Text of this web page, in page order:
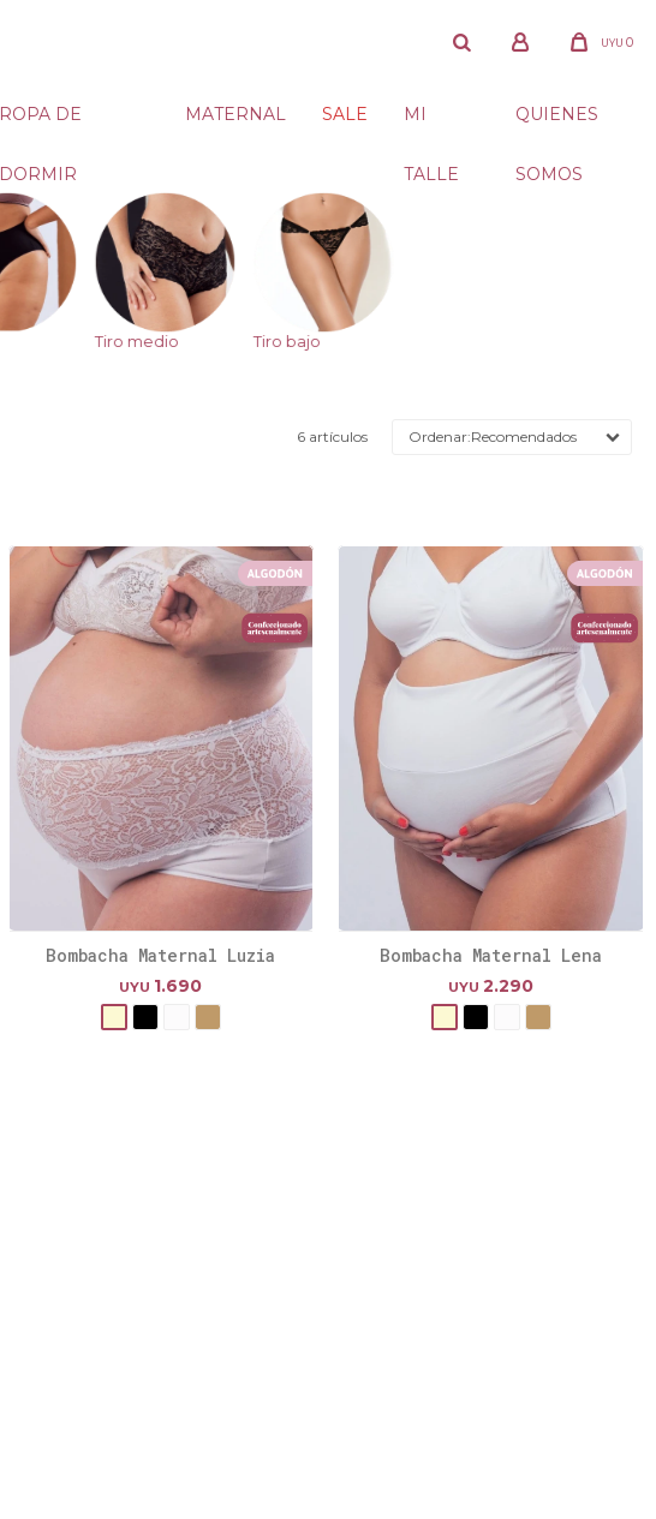
ROPA DE
DORMIR
MATERNAL SALE MI
TALLE
QUIENES
SOMOS
UYU 0
Tiro medio Tiro bajo
6 artículos Recomendados
Bombacha Maternal Luzia
UYU 1.690
Bombacha Maternal Lena
UYU 2.290